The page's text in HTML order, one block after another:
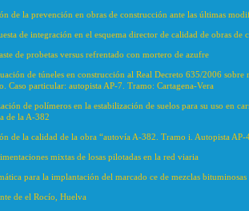
de la prevención en obras de construcción ante las últimas
de integración en el esquema director de calidad de obras de
de probetas versus refrentado con mortero de azufre
de túneles en construcción al Real Decreto 635/2006
Caso particular: autopista AP-7. Tramo: Cartagena-Vera
de polímeros en la estabilización de suelos para su uso en
de la A-382
de la calidad de la obra “autovía A-382. Tramo i. Autopista
mixtas de losas pilotadas en la red viaria
para la implantación del marcado ce de mezclas bituminosas
de el Rocío, Huelva